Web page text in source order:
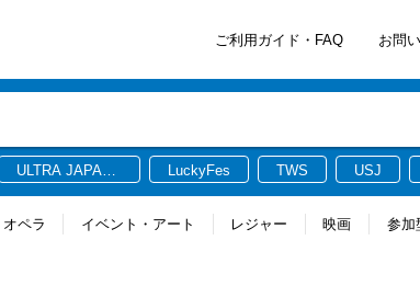
ご利用ガイド・FAQ お問
ULTRA JAPAN
LuckyFes TWS USJ
ペラ イベント・アート レジャー 映画 参加